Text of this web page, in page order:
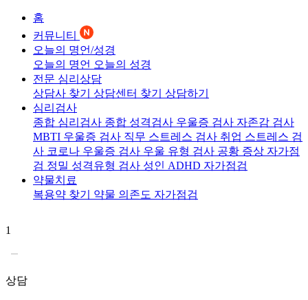
홈
커뮤니티
오늘의 명언/성경
오늘의 명언 오늘의 성경
전문 심리상담
상담사 찾기 상담센터 찾기 상담하기
심리검사
종합 심리검사 종합 성격검사 우울증 검사 자존감 검사
MBTI 우울증 검사 직무 스트레스 검사 취업 스트레스 검
사 코로나 우울증 검사 우울 유형 검사 공황 증상 자가점
검 정밀 성격유형 검사 성인 ADHD 자가점검
약물치료
복용약 찾기 약물 의존도 자가점검
1
상담